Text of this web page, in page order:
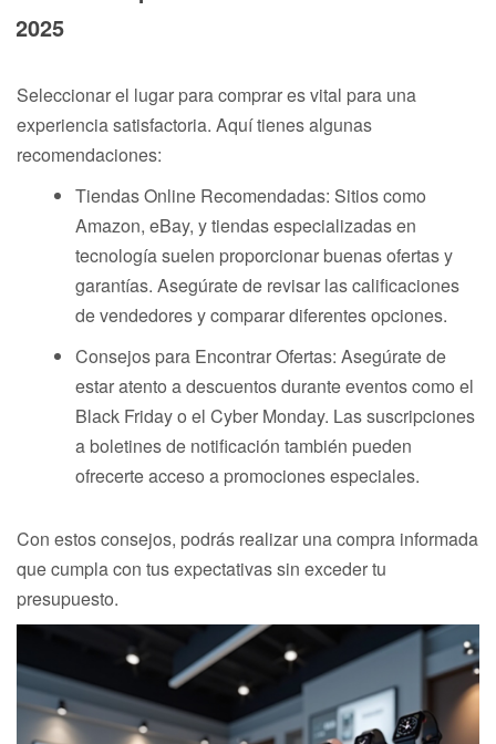
2025
Seleccionar el lugar para comprar es vital para una
experiencia satisfactoria. Aquí tienes algunas
recomendaciones:
Tiendas Online Recomendadas: Sitios como
Amazon, eBay, y tiendas especializadas en
tecnología suelen proporcionar buenas ofertas y
garantías. Asegúrate de revisar las calificaciones
de vendedores y comparar diferentes opciones.
Consejos para Encontrar Ofertas: Asegúrate de
estar atento a descuentos durante eventos como el
Black Friday o el Cyber Monday. Las suscripciones
a boletines de notificación también pueden
ofrecerte acceso a promociones especiales.
Con estos consejos, podrás realizar una compra informada
que cumpla con tus expectativas sin exceder tu
presupuesto.